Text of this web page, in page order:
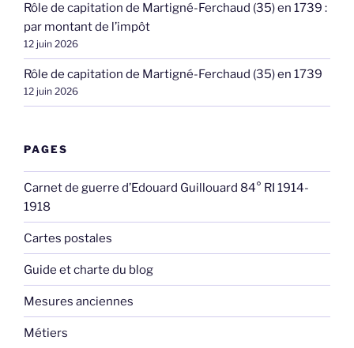
Rôle de capitation de Martigné-Ferchaud (35) en 1739 :
par montant de l’impôt
12 juin 2026
Rôle de capitation de Martigné-Ferchaud (35) en 1739
12 juin 2026
PAGES
Carnet de guerre d’Edouard Guillouard 84° RI 1914-
1918
Cartes postales
Guide et charte du blog
Mesures anciennes
Métiers